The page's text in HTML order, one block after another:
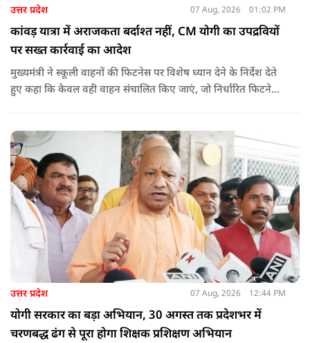
उत्तर प्रदेश 07 Aug, 2026 01:02 PM
कांवड़ यात्रा में अराजकता बर्दाश्त नहीं, CM योगी का उपद्रवियों
पर सख्त कार्रवाई का आदेश
मुख्यमंत्री ने स्कूली वाहनों की फिटनेस पर विशेष ध्यान देने के निर्देश देते
हुए कहा कि केवल वही वाहन संचालित किए जाएं, जो निर्धारित फिटनेस
ताकि विद्यार्थियों और आम नागरिकों की सुरक्षा सुनिश्चित की जा सके.
उत्तर प्रदेश 07 Aug, 2026 12:44 PM
योगी सरकार का बड़ा अभियान, 30 अगस्त तक प्रदेशभर में
चरणबद्ध ढंग से पूरा होगा शिक्षक प्रशिक्षण अभियान